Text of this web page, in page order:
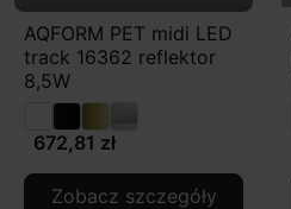
AQFORM PET midi LED
track 16362 reflektor
8,5W
672,81 zł
Zobacz szczegóły